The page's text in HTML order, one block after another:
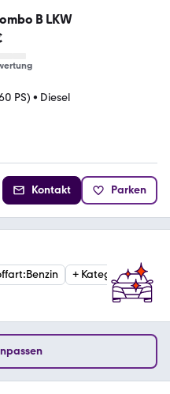
Opel Combo B LKW
PS) • Diesel
Kontakt Parken
:Benzin + Kategorie:Van